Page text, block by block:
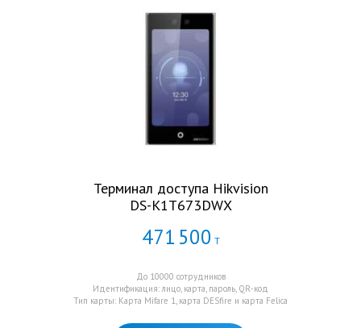
Терминал доступа Hikvision
DS-K1T673DWX
471 500 Т
До 10000 сотрудников
Идентификация: лицо, карта, пароль, QR-код
Тип карты: Карта Mifare 1, карта DESfire и карта Felica